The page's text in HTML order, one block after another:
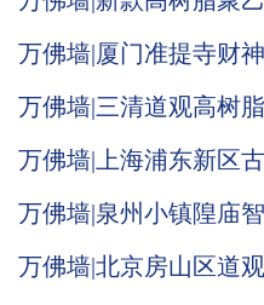
万佛墙|厦门准提寺财
万佛墙|三清道观高树
万佛墙|上海浦东新区
万佛墙|泉州小镇隍庙
万佛墙|北京房山区道